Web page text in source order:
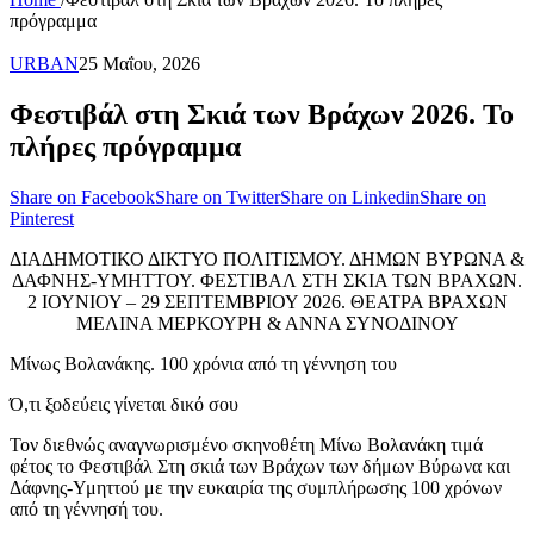
πρόγραμμα
URBAN25 Μαΐου, 2026
Φεστιβάλ στη Σκιά των Βράχων 2026. Το
πλήρες πρόγραμμα
Share on FacebookShare on TwitterShare on LinkedinShare on
Pinterest
ΔΙΑΔΗΜΟΤΙΚΟ ΔΙΚΤΥΟ ΠΟΛΙΤΙΣΜΟΥ. ΔΗΜΩΝ ΒΥΡΩΝΑ &
ΔΑΦΝΗΣ-ΥΜΗΤΤΟΥ. ΦΕΣΤΙΒΑΛ ΣΤΗ ΣΚΙΑ ΤΩΝ ΒΡΑΧΩΝ.
2 ΙΟΥΝΙΟΥ – 29 ΣΕΠΤΕΜΒΡΙΟΥ 2026. ΘΕΑΤΡΑ ΒΡΑΧΩΝ
ΜΕΛΙΝΑ ΜΕΡΚΟΥΡΗ & ΑΝΝΑ ΣΥΝΟΔΙΝΟΥ
Μίνως Βολανάκης. 100 χρόνια από τη γέννηση του
Ό,τι ξοδεύεις γίνεται δικό σου
Τον διεθνώς αναγνωρισμένο σκηνοθέτη Μίνω Βολανάκη τιμά
φέτος το Φεστιβάλ Στη σκιά των Βράχων των δήμων Βύρωνα και
Δάφνης-Υμηττού με την ευκαιρία της συμπλήρωσης 100 χρόνων
από τη γέννησή του.